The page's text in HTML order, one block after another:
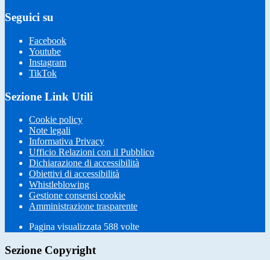
Seguici su
Facebook
Youtube
Instagram
TikTok
Sezione Link Utili
Cookie policy
Note legali
Informativa Privacy
Ufficio Relazioni con il Pubblico
Dichiarazione di accessibilità
Obiettivi di accessibilità
Whistleblowing
Gestione consensi cookie
Amministrazione trasparente
Pagina visualizzata 588 volte
Sezione Copyright